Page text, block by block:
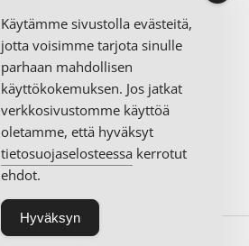
Käytämme sivustolla evästeitä,
jotta voisimme tarjota sinulle
parhaan mahdollisen
käyttökokemuksen. Jos jatkat
verkkosivustomme käyttöä
oletamme, että hyväksyt
tietosuojaselosteessa kerrotut
ehdot.
Hyväksyn